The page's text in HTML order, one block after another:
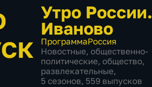
Утро России.
Иваново
ПрограммаРоссия
Новостные, общественно-
политические, общество,
развлекательные,
5 сезонов, 559 выпусков